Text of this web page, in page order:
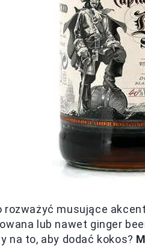
rozważyć musujące
lub nawet ginger
na to, aby dodać kokos?